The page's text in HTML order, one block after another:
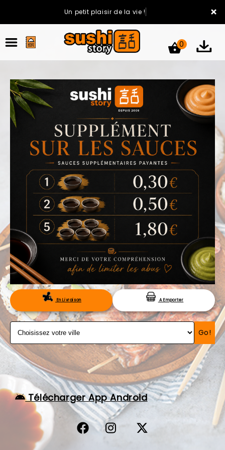
×
Un petit plaisir de la vie !
ACCUEIL
LA CARTE
VOTRE COMPTE
NOTRE RESTAURANT
VOS AVIS
MENTIONS LÉGALES
C.G.V
RÉSERVATION
0
En Livraison A Emporter
Go!
Télécharger App Android